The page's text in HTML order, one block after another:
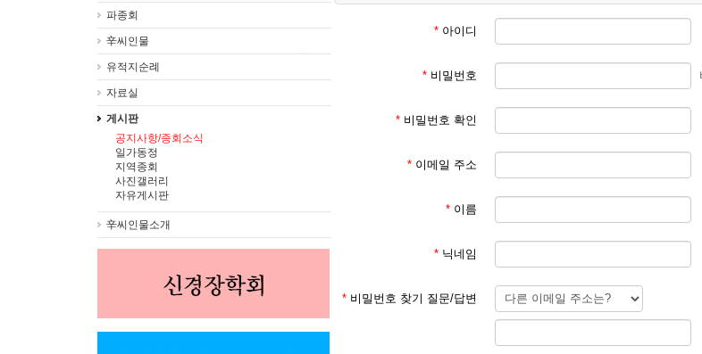
파종회
辛씨인물
유적지순례
자료실
게시판
공지사항/종회소식
일가동정
지역종회
사진갤러리
자유게시판
辛씨인물소개
1. 서비스 : 대종회가 http://shin.or.kr을 통해 제공하는
2. 회원 : 서비스에서 제공하는 대종회의 회원 이용 약관에
4. 비밀번호 : 회원이 부여받은 ID와 일치하는지를 확인하
설정한 영소문자와 숫자의 조합
제4조 [서비스 이용 계약의 성립]
미성년자 (18세 미만인 자, 민법상의 행위무능력자 포함)인
2. 서비스 이용 계약은 이용자의 회원 등록 가입에 대하여 대
3. 회원에 등록 가입하여 서비스를 이용하고자 하는 이용자는
제5조 [회원 등록 가입 신청]
1. 회원 등록 가입을 원하는 이용자는 대종회에서 요청하는
2. 회원 ID와 비밀번호는 회원이 선정합니다. 단, 회원 ID는
저해하는 것이 아니어야 합니다.
1. 회원 등록 가입 이용자가 올바르게 개인 신상 정보를 절차
* 아이디
* 비밀번호
* 비밀번호 확인
* 이메일 주소
* 이름
* 닉네임
* 비밀번호 찾기 질문/답변